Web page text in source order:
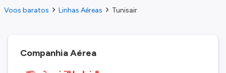
Voos baratos Linhas Aéreas Tunisair
Companhia Aérea